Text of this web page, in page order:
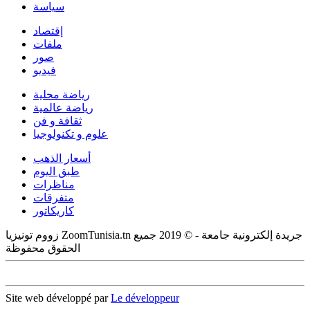
سياسة
إقتصاد
ملفات
صور
فيديو
رياضة محلية
رياضة عالمية
ثقافة و فن
علوم و تكنولوجيا
أسعار الذهب
طبق اليوم
مناظرات
متفرقات
كاريكاتور
زووم تونيزيا ZoomTunisia.tn جريدة إلكترونية جامعة - © 2019 جميع
الحقوق محفوظة
Site web développé parLe développeur